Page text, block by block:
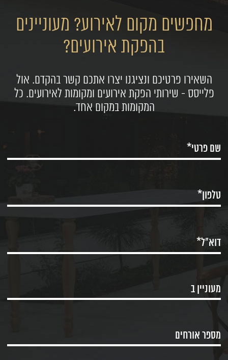
מחפשים מקום לאירוע? מעוניינים
בהפקת אירועים?
השאירו פרטיכם ונציגנו יצרו אתכם קשר בהקדם. אול
פלייסס - שירותי הפקת אירועים ומקומות לאירועים. כל
המקומות במקום אחד.